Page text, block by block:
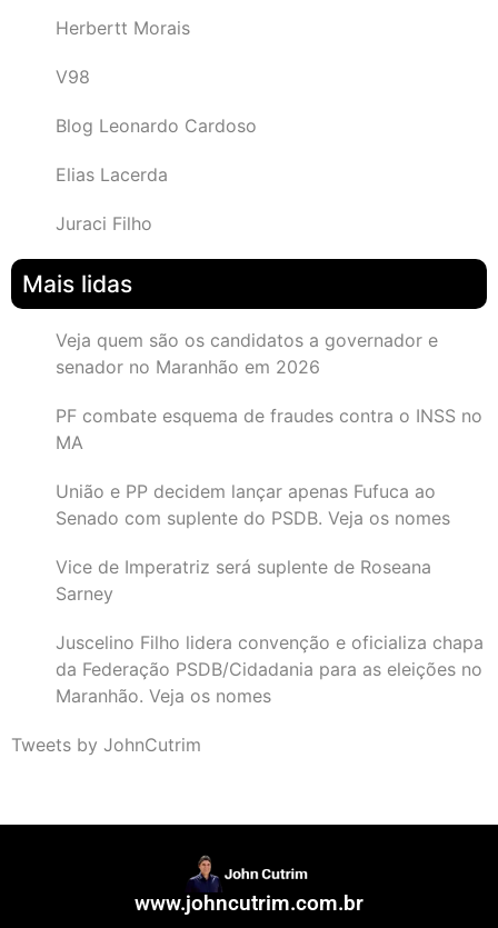
Herbertt Morais
V98
Blog Leonardo Cardoso
Elias Lacerda
Juraci Filho
Mais lidas
Veja quem são os candidatos a governador e
senador no Maranhão em 2026
PF combate esquema de fraudes contra o INSS no
MA
União e PP decidem lançar apenas Fufuca ao
Senado com suplente do PSDB. Veja os nomes
Vice de Imperatriz será suplente de Roseana
Sarney
Juscelino Filho lidera convenção e oficializa chapa
da Federação PSDB/Cidadania para as eleições no
Maranhão. Veja os nomes
Tweets by JohnCutrim
www.johncutrim.com.br